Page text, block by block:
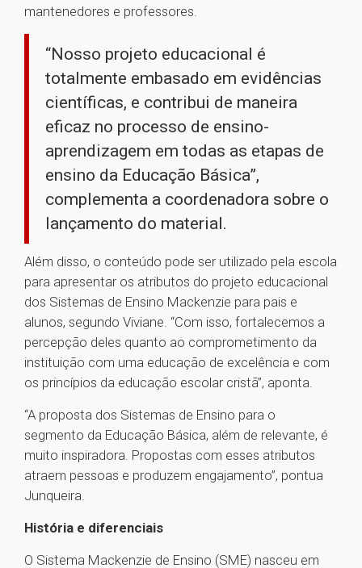
mantenedores e professores.
“Nosso projeto educacional é
totalmente embasado em evidências
científicas, e contribui de maneira
eficaz no processo de ensino-
aprendizagem em todas as etapas de
ensino da Educação Básica”,
complementa a coordenadora sobre o
lançamento do material.
Além disso, o conteúdo pode ser utilizado pela escola
para apresentar os atributos do projeto educacional
dos Sistemas de Ensino Mackenzie para pais e
alunos, segundo Viviane. “Com isso, fortalecemos a
percepção deles quanto ao comprometimento da
instituição com uma educação de excelência e com
os princípios da educação escolar cristã”, aponta.
“A proposta dos Sistemas de Ensino para o
segmento da Educação Básica, além de relevante, é
muito inspiradora. Propostas com esses atributos
atraem pessoas e produzem engajamento”, pontua
Junqueira.
História e diferenciais
O Sistema Mackenzie de Ensino (SME) nasceu em